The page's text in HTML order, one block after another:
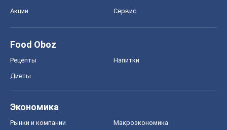
Акции Сервис
Food Oboz
Рецепты Напитки
Диеты
Экономика
Рынки и компании Mакроэкономика